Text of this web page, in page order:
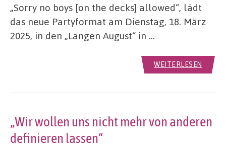
„Sorry no boys [on the decks] allowed“, lädt
das neue Partyformat am Dienstag, 18. März
2025, in den „Langen August“ in …
WEITERLESEN
„Wir wollen uns nicht mehr von anderen
definieren lassen“